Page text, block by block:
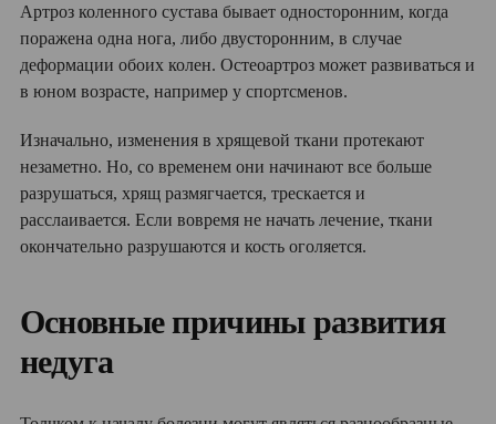
Артроз коленного сустава бывает односторонним, когда
поражена одна нога, либо двусторонним, в случае
деформации обоих колен. Остеоартроз может развиваться и
в юном возрасте, например у спортсменов.
Изначально, изменения в хрящевой ткани протекают
незаметно. Но, со временем они начинают все больше
разрушаться, хрящ размягчается, трескается и
расслаивается. Если вовремя не начать лечение, ткани
окончательно разрушаются и кость оголяется.
Основные причины развития
недуга